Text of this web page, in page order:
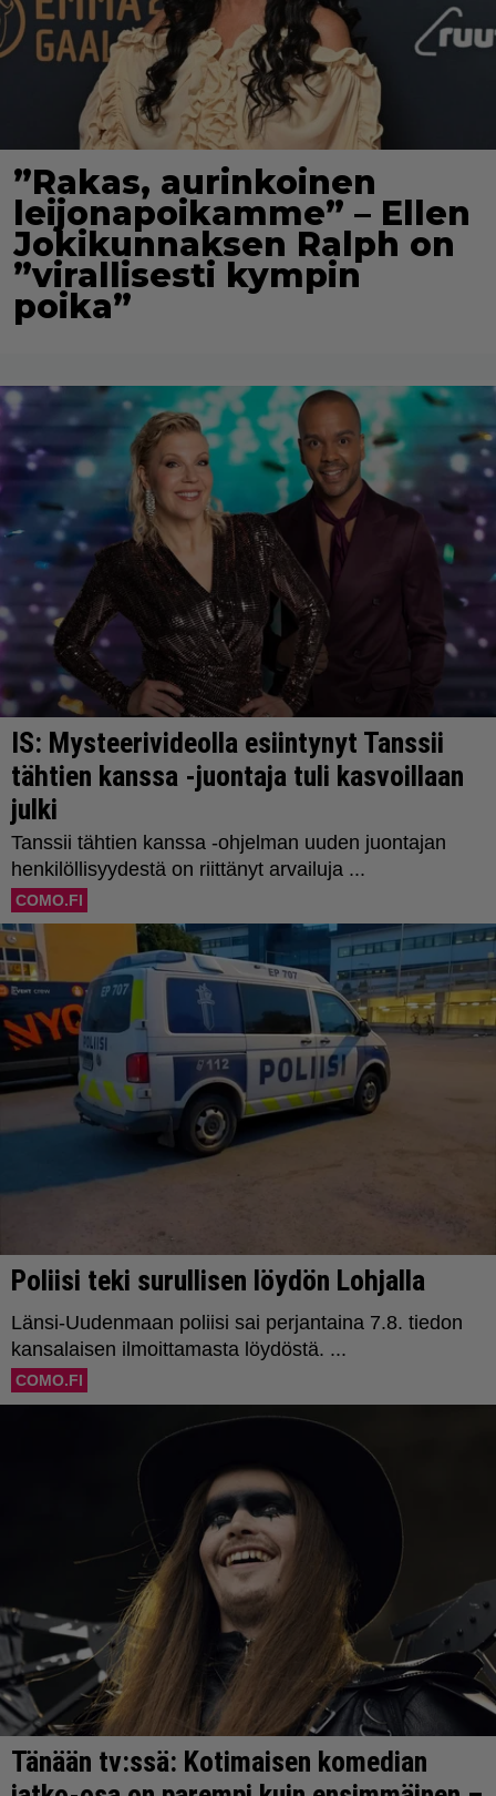
”Rakas, aurinkoinen
leijonapoikamme” – Ellen
Jokikunnaksen Ralph on
”virallisesti kympin
poika”